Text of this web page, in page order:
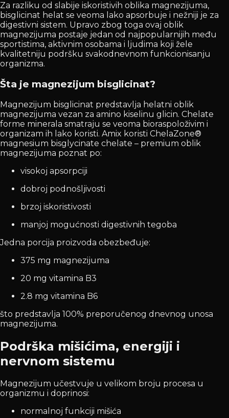
Za razliku od slabije iskoristivih oblika magnezijuma,
bisglicinat helat se veoma lako apsorbuje i nežniji je za
digestivni sistem. Upravo zbog toga ovaj oblik
magnezijuma postaje jedan od najpopularnijih među
sportistima, aktivnim osobama i ljudima koji žele
kvalitetniju podršku svakodnevnom funkcionisanju
organizma.
Šta je magnezijum bisglicinat?
Magnezijum bisglicinat predstavlja helatni oblik
magnezijuma vezan za amino kiselinu glicin. Chelate
forme minerala smatraju se veoma bioraspoloživim i
organizam ih lako koristi. Amix koristi ChelaZone®
magnesium bisglycinate chelate – premium oblik
magnezijuma poznat po:
visokoj apsorpciji
dobroj podnošljivosti
brzoj iskoristivosti
manjoj mogućnosti digestivnih tegoba
Jedna porcija proizvoda obezbeđuje:
375 mg magnezijuma
20 mg vitamina B3
2.8 mg vitamina B6
što predstavlja 100% preporučenog dnevnog unosa
magnezijuma.
Podrška mišićima, energiji i
nervnom sistemu
Magnezijum učestvuje u velikom broju procesa u
organizmu i doprinosi:
normalnoj funkciji mišića